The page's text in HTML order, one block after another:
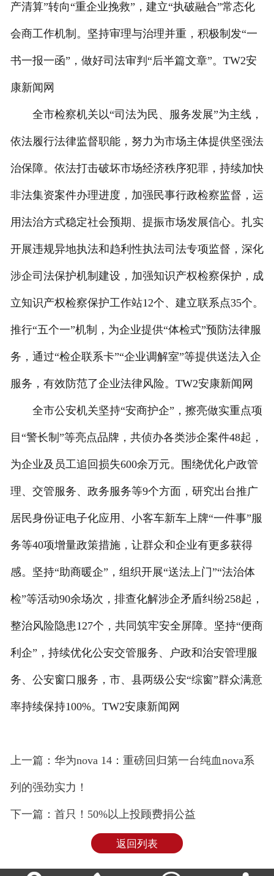
产清算”转向“重企业挽救”，建立“执破融合”常态化
会商工作机制。坚持审理与治理并重，积极制发“一
书一报一函”，做好司法审判“后半篇文章”。TW2安
康新闻网
全市检察机关以“司法为民、服务发展”为主线，
依法履行法律监督职能，努力为市场主体提供坚强法
治保障。依法打击破坏市场经济秩序犯罪，持续加快
非法集资案件办理进度，加强民事行政检察监督，运
用法治方式稳定社会预期、提振市场发展信心。扎实
开展违规异地执法和趋利性执法司法专项监督，深化
涉企司法保护机制建设，加强知识产权检察保护，成
立知识产权检察保护工作站12个、建立联系点35个。
推行“五个一”机制，为企业提供“体检式”预防法律服
务，通过“检企联系卡”“企业调解室”等提供送法入企
服务，有效防范了企业法律风险。TW2安康新闻网
全市公安机关坚持“安商护企”，擦亮做实重点项
目“警长制”等亮点品牌，共侦办各类涉企案件48起，
为企业及员工追回损失600余万元。围绕优化户政管
理、交管服务、政务服务等9个方面，研究出台推广
居民身份证电子化应用、小客车新车上牌“一件事”服
务等40项增量政策措施，让群众和企业有更多获得
感。坚持“助商暖企”，组织开展“送法上门”“法治体
检”等活动90余场次，排查化解涉企矛盾纠纷258起，
整治风险隐患127个，共同筑牢安全屏障。坚持“便商
利企”，持续优化公安交管服务、户政和治安管理服
务、公安窗口服务，市、县两级公安“综窗”群众满意
率持续保持100%。TW2安康新闻网
上一篇：华为nova 14：重磅回归第一台纯血nova系
列的强劲实力！
下一篇：首只！50%以上投顾费捐公益
返回列表